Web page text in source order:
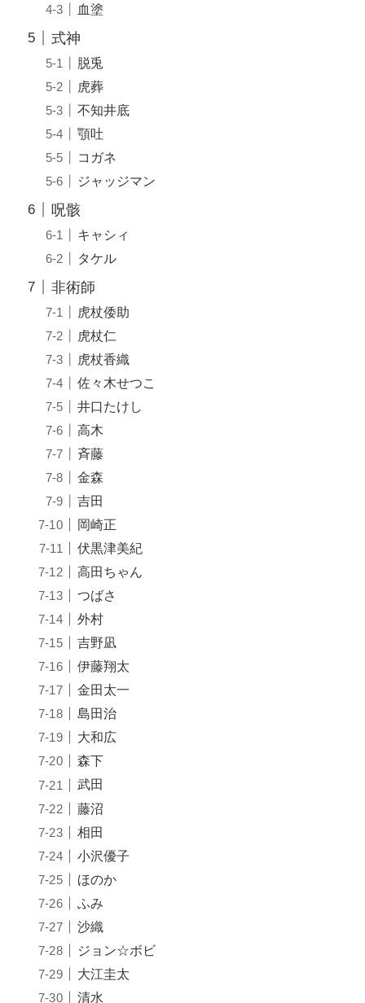
血塗
式神
脱兎
虎葬
不知井底
顎吐
コガネ
ジャッジマン
呪骸
キャシィ
タケル
非術師
虎杖倭助
虎杖仁
虎杖香織
佐々木せつこ
井口たけし
高木
斉藤
金森
吉田
岡崎正
伏黒津美紀
高田ちゃん
つばさ
外村
吉野凪
伊藤翔太
金田太一
島田治
大和広
森下
武田
藤沼
相田
小沢優子
ほのか
ふみ
沙織
ジョン☆ボビ
大江圭太
清水